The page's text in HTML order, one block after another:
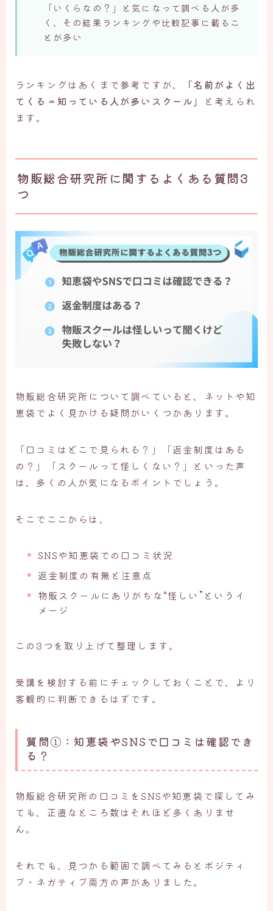
「いくらなの？」と気になって調べる人が多
く、その結果ランキングや比較記事に載るこ
とが多い
ランキングはあくまで参考ですが、
「名前がよく出
てくる＝知っている人が多いスクール」
と考えられ
ます。
物販総合研究所に関するよくある質問3
つ
物販総合研究所について調べていると、ネットや知
恵袋でよく見かける疑問がいくつかあります。
「口コミはどこで見られる？」「返金制度はある
の？」「スクールって怪しくない？」といった声
は、多くの人が気になるポイントでしょう。
そこでここからは、
SNSや知恵袋での口コミ状況
返金制度の有無と注意点
物販スクールにありがちな“怪しい”というイ
メージ
この3つを取り上げて整理します。
受講を検討する前にチェックしておくことで、より
客観的に判断できるはずです。
質問①：知恵袋やSNSで口コミは確認でき
る？
物販総合研究所の口コミをSNSや知恵袋で探してみ
ても、正直なところ数はそれほど多くありませ
ん。
それでも、見つかる範囲で調べてみるとポジティ
ブ・ネガティブ両方の声がありました。